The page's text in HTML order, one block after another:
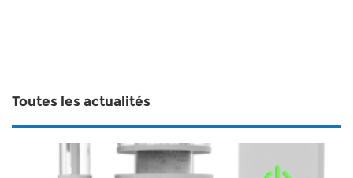
Toutes les actualités